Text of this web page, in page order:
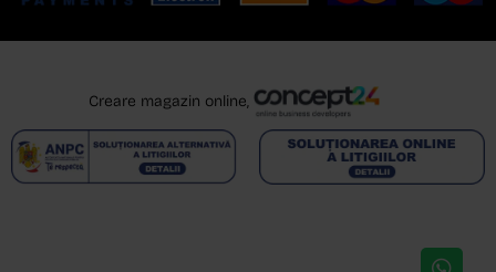
Creare magazin online,